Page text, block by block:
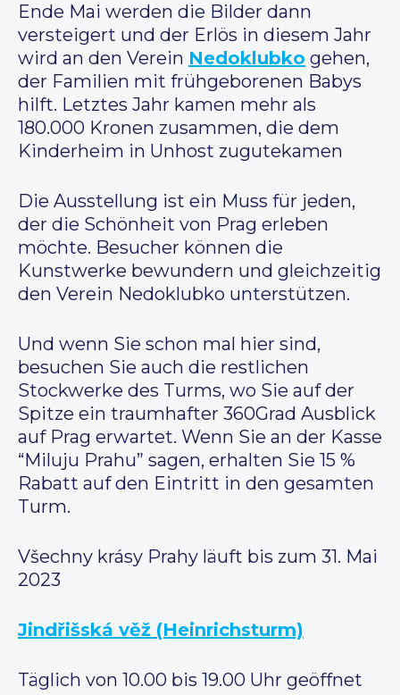
Ende Mai werden die Bilder dann
versteigert und der Erlös in diesem Jahr
wird an den Verein Nedoklubko gehen,
der Familien mit frühgeborenen Babys
hilft. Letztes Jahr kamen mehr als
180.000 Kronen zusammen, die dem
Kinderheim in Unhost zugutekamen
Die Ausstellung ist ein Muss für jeden,
der die Schönheit von Prag erleben
möchte. Besucher können die
Kunstwerke bewundern und gleichzeitig
den Verein Nedoklubko unterstützen.
Und wenn Sie schon mal hier sind,
besuchen Sie auch die restlichen
Stockwerke des Turms, wo Sie auf der
Spitze ein traumhafter 360Grad Ausblick
auf Prag erwartet. Wenn Sie an der Kasse
“Miluju Prahu” sagen, erhalten Sie 15 %
Rabatt auf den Eintritt in den gesamten
Turm.
Všechny krásy Prahy läuft bis zum 31. Mai
2023
Jindřišská věž (Heinrichsturm)
Täglich von 10.00 bis 19.00 Uhr geöffnet